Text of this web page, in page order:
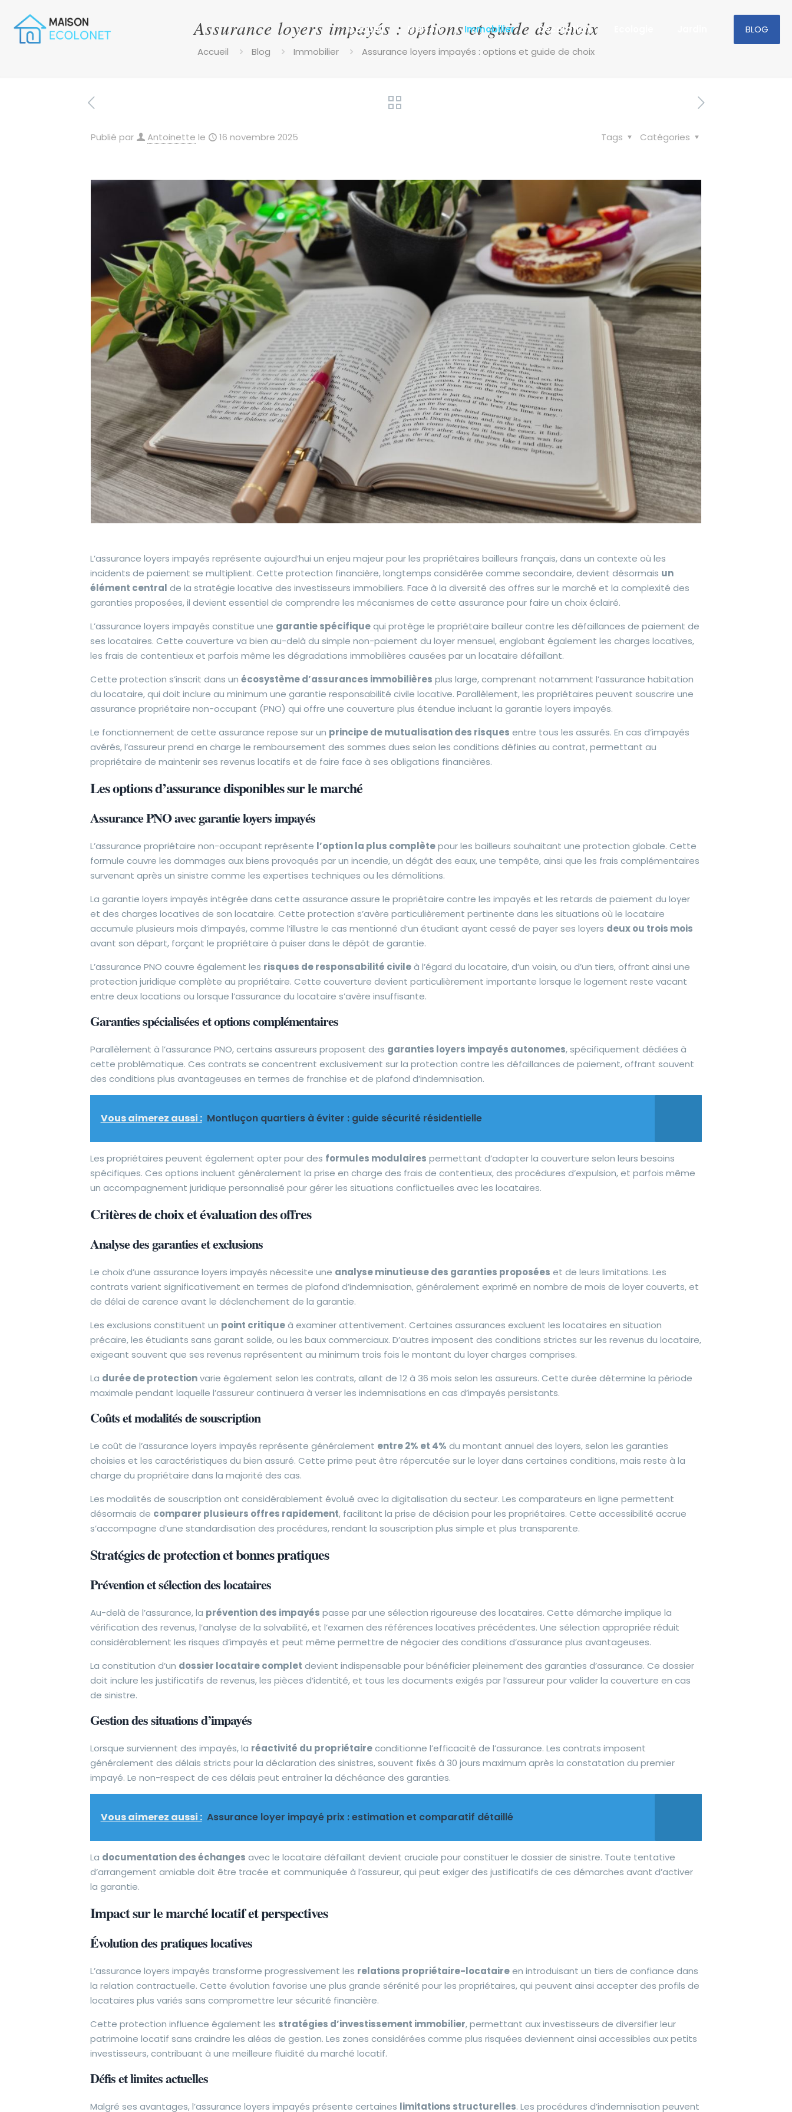
Accueil Maison Immobilier Décoration BLOG
Assurance loyers impayés : options et guide de choix
Accueil Blog Immobilier Assurance loyers impayés : options et guide de choix
Publié par Antoinette le 16 novembre 2025 Catégories
Tags
L’assurance loyers impayés représente aujourd’hui un enjeu majeur pour les propriétaires bailleurs français, dans un contexte où les
incidents de paiement se multiplient. Cette protection financière, longtemps considérée comme secondaire, devient désormais un
élément central de la stratégie locative des investisseurs immobiliers. Face à la diversité des offres sur le marché et la complexité des
garanties proposées, il devient essentiel de comprendre les mécanismes de cette assurance pour faire un choix éclairé.
L’assurance loyers impayés constitue une garantie spécifiquequi protège le propriétaire bailleur contre les défaillances de paiement de
ses locataires. Cette couverture va bien au-delà du simple non-paiement du loyer mensuel, englobant également les charges locatives,
les frais de contentieux et parfois même les dégradations immobilières causées par un locataire défaillant.
Cette protection s’inscrit dans un écosystème d’assurances immobilières plus large, comprenant notamment l’assurance habitation
du locataire, qui doit inclure au minimum une garantie responsabilité civile locative. Parallèlement, les propriétaires peuvent souscrire une
assurance propriétaire non-occupant (PNO) qui offre une couverture plus étendue incluant la garantie loyers impayés.
Le fonctionnement de cette assurance repose sur un principe de mutualisation des risques entre tous les assurés. En cas d’impayés
avérés, l’assureur prend en charge le remboursement des sommes dues selon les conditions définies au contrat, permettant au
propriétaire de maintenir ses revenus locatifs et de faire face à ses obligations financières.
Les options d’assurance disponibles sur le marché
Assurance PNO avec garantie loyers impayés
L’assurance propriétaire non-occupant représente l’option la plus complètepour les bailleurs souhaitant une protection globale. Cette
formule couvre les dommages aux biens provoqués par un incendie, un dégât des eaux, une tempête, ainsi que les frais complémentaires
survenant après un sinistre comme les expertises techniques ou les démolitions.
La garantie loyers impayés intégrée dans cette assurance assure le propriétaire contre les impayés et les retards de paiement du loyer
et des charges locatives de son locataire. Cette protection s’avère particulièrement pertinente dans les situations où le locataire
accumule plusieurs mois d’impayés, comme l’illustre le cas mentionné d’un étudiant ayant cessé de payer ses loyers deux ou trois mois
avant son départ, forçant le propriétaire à puiser dans le dépôt de garantie.
L’assurance PNO couvre également les risques de responsabilité civileà l’égard du locataire, d’un voisin, ou d’un tiers, offrant ainsi une
protection juridique complète au propriétaire. Cette couverture devient particulièrement importante lorsque le logement reste vacant
entre deux locations ou lorsque l’assurance du locataire s’avère insuffisante.
Garanties spécialisées et options complémentaires
Parallèlement à l’assurance PNO, certains assureurs proposent des garanties loyers impayés autonomes, spécifiquement dédiées à
cette problématique. Ces contrats se concentrent exclusivement sur la protection contre les défaillances de paiement, offrant souvent
des conditions plus avantageuses en termes de franchise et de plafond d’indemnisation.
Vous aimerez aussi : Montluçon quartiers à éviter : guide sécurité résidentielle
Les propriétaires peuvent également opter pour des formules modulaires permettant d’adapter la couverture selon leurs besoins
spécifiques. Ces options incluent généralement la prise en charge des frais de contentieux, des procédures d’expulsion, et parfois même
un accompagnement juridique personnalisé pour gérer les situations conflictuelles avec les locataires.
Critères de choix et évaluation des offres
Analyse des garanties et exclusions
Le choix d’une assurance loyers impayés nécessite une analyse minutieuse des garanties proposées et de leurs limitations. Les
contrats varient significativement en termes de plafond d’indemnisation, généralement exprimé en nombre de mois de loyer couverts, et
de délai de carence avant le déclenchement de la garantie.
Les exclusions constituent un point critiqueà examiner attentivement. Certaines assurances excluent les locataires en situation
précaire, les étudiants sans garant solide, ou les baux commerciaux. D’autres imposent des conditions strictes sur les revenus du locataire,
exigeant souvent que ses revenus représentent au minimum trois fois le montant du loyer charges comprises.
La durée de protectionvarie également selon les contrats, allant de 12 à 36 mois selon les assureurs. Cette durée détermine la période
maximale pendant laquelle l’assureur continuera à verser les indemnisations en cas d’impayés persistants.
Coûts et modalités de souscription
Le coût de l’assurance loyers impayés représente généralement entre 2% et 4% du montant annuel des loyers, selon les garanties
choisies et les caractéristiques du bien assuré. Cette prime peut être répercutée sur le loyer dans certaines conditions, mais reste à la
charge du propriétaire dans la majorité des cas.
Les modalités de souscription ont considérablement évolué avec la digitalisation du secteur. Les comparateurs en ligne permettent
désormais de comparer plusieurs offres rapidement, facilitant la prise de décision pour les propriétaires. Cette accessibilité accrue
s’accompagne d’une standardisation des procédures, rendant la souscription plus simple et plus transparente.
Stratégies de protection et bonnes pratiques
Prévention et sélection des locataires
Au-delà de l’assurance, la prévention des impayés passe par une sélection rigoureuse des locataires. Cette démarche implique la
vérification des revenus, l’analyse de la solvabilité, et l’examen des références locatives précédentes. Une sélection appropriée réduit
considérablement les risques d’impayés et peut même permettre de négocier des conditions d’assurance plus avantageuses.
La constitution d’un dossier locataire complet devient indispensable pour bénéficier pleinement des garanties d’assurance. Ce dossier
doit inclure les justificatifs de revenus, les pièces d’identité, et tous les documents exigés par l’assureur pour valider la couverture en cas
de sinistre.
Gestion des situations d’impayés
Lorsque surviennent des impayés, la réactivité du propriétaireconditionne l’efficacité de l’assurance. Les contrats imposent
généralement des délais stricts pour la déclaration des sinistres, souvent fixés à 30 jours maximum après la constatation du premier
impayé. Le non-respect de ces délais peut entraîner la déchéance des garanties.
Vous aimerez aussi : Assurance loyer impayé prix : estimation et comparatif détaillé
La documentation des échanges avec le locataire défaillant devient cruciale pour constituer le dossier de sinistre. Toute tentative
d’arrangement amiable doit être tracée et communiquée à l’assureur, qui peut exiger des justificatifs de ces démarches avant d’activer
la garantie.
Impact sur le marché locatif et perspectives
Évolution des pratiques locatives
L’assurance loyers impayés transforme progressivement les relations propriétaire-locataireen introduisant un tiers de confiance dans
la relation contractuelle. Cette évolution favorise une plus grande sérénité pour les propriétaires, qui peuvent ainsi accepter des profils de
locataires plus variés sans compromettre leur sécurité financière.
Cette protection influence également les stratégies d’investissement immobilier, permettant aux investisseurs de diversifier leur
patrimoine locatif sans craindre les aléas de gestion. Les zones considérées comme plus risquées deviennent ainsi accessibles aux petits
investisseurs, contribuant à une meilleure fluidité du marché locatif.
Défis et limites actuelles
Malgré ses avantages, l’assurance loyers impayés présente certaines limitations structurelles. Les procédures d’indemnisation peuvent